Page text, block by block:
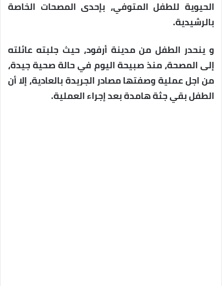
الحيوية للطفل المتوفي، بإحدى المصحات الخاصة
بالرشيدية.
و ينحدر الطفل من مدينة أرفود، حيث جلبته عائلته
إلى المصحة، منذ صبيحة اليوم في حالة صحية جيدة،
من اجل عملية وصفتها مصادر الجريدة بالعادية، إلا أن
الطفل بقي جثة هامدة بعد إجراء العملية.